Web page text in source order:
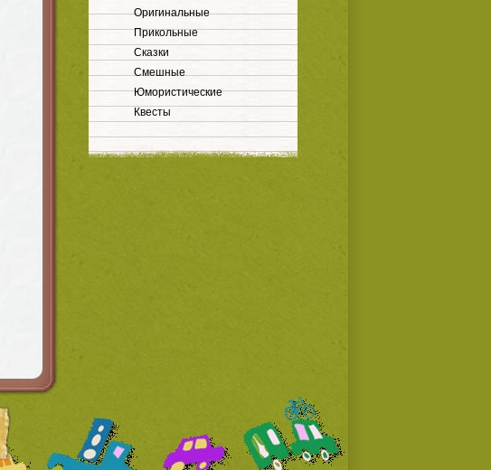
Оригинальные
Прикольные
Сказки
Смешные
Юмористические
Квесты